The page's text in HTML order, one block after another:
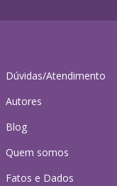
Dúvidas/Atendimento
Autores
Blog
Quem somos
Fatos e Dados